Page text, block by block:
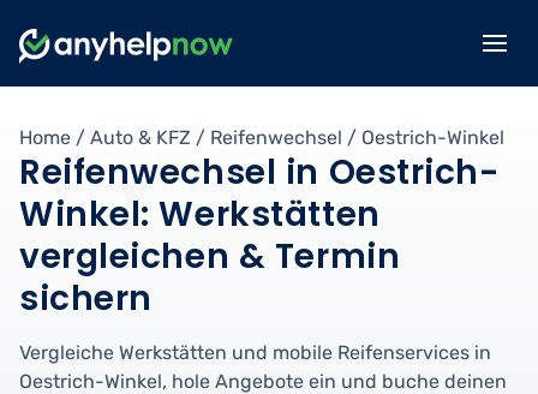
Home / Auto & KFZ / Reifenwechsel / Oestrich-Winkel
Reifenwechsel in Oestrich-
Winkel: Werkstätten
vergleichen & Termin
sichern
Vergleiche Werkstätten und mobile Reifenservices in
Oestrich-Winkel, hole Angebote ein und buche deinen